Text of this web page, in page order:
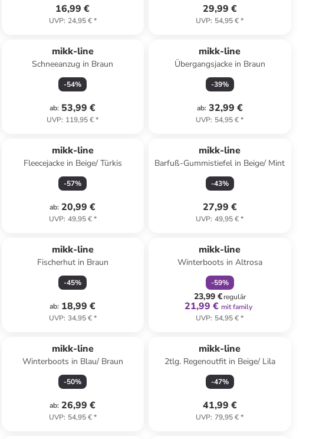
16,99 €
UVP: 24,95 €*
29,99 €
UVP: 54,95 €*
mikk-line
Schneeanzug in Braun
-54%
ab: 53,99 €
UVP: 119,95 €*
mikk-line
Übergangsjacke in Braun
-39%
ab: 32,99 €
UVP: 54,95 €*
mikk-line
Fleecejacke in Beige/ Türkis
-57%
ab: 20,99 €
UVP: 49,95 €*
mikk-line
Barfuß-Gummistiefel in Beige/ Mint
-43%
27,99 €
UVP: 49,95 €*
mikk-line
Fischerhut in Braun
-45%
ab: 18,99 €
UVP: 34,95 €*
mikk-line
Winterboots in Altrosa
-59%
23,99 €regulär
21,99 € mit family
UVP: 54,95 €*
mikk-line
Winterboots in Blau/ Braun
-50%
ab: 26,99 €
UVP: 54,95 €*
mikk-line
2tlg. Regenoutfit in Beige/ Lila
-47%
41,99 €
UVP: 79,95 €*